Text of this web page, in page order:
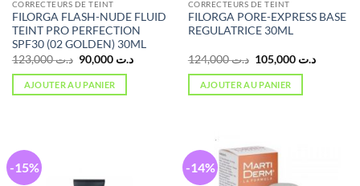
CORRECTEURS DE TEINT
FILORGA FLASH-NUDE FLUID
TEINT PRO PERFECTION
SPF30 (02 GOLDEN) 30ML
د.ت123,000
Le
prix
initial
était :
د.ت 90,000
Le
AJOUTER AU PANIER
CORRECTEURS DE TEINT
FILORGA PORE-EXPRESS BASE
REGULATRICE 30ML
د.ت124,000
Le
initial
était :
د.ت 105,000
Le
AJOUTER AU PANIER
-15% -14%